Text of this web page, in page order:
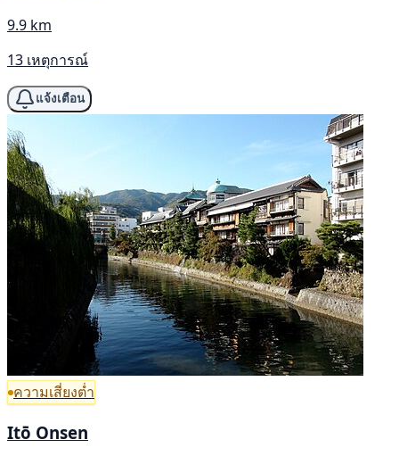
9.9 km
13 เหตุการณ์
แจ้งเตือน
ความเสี่ยงต่ำ
Itō Onsen